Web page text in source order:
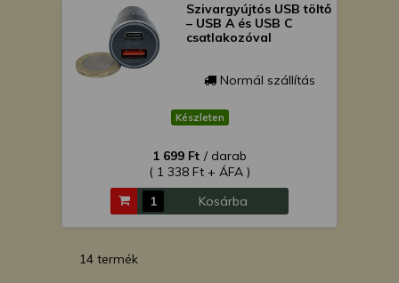
Szivargyújtós USB töltő
– USB A és USB C
csatlakozóval
Normál szállítás
Készleten
1 699 Ft / darab
( 1 338 Ft + ÁFA )
Kosárba
14 termék